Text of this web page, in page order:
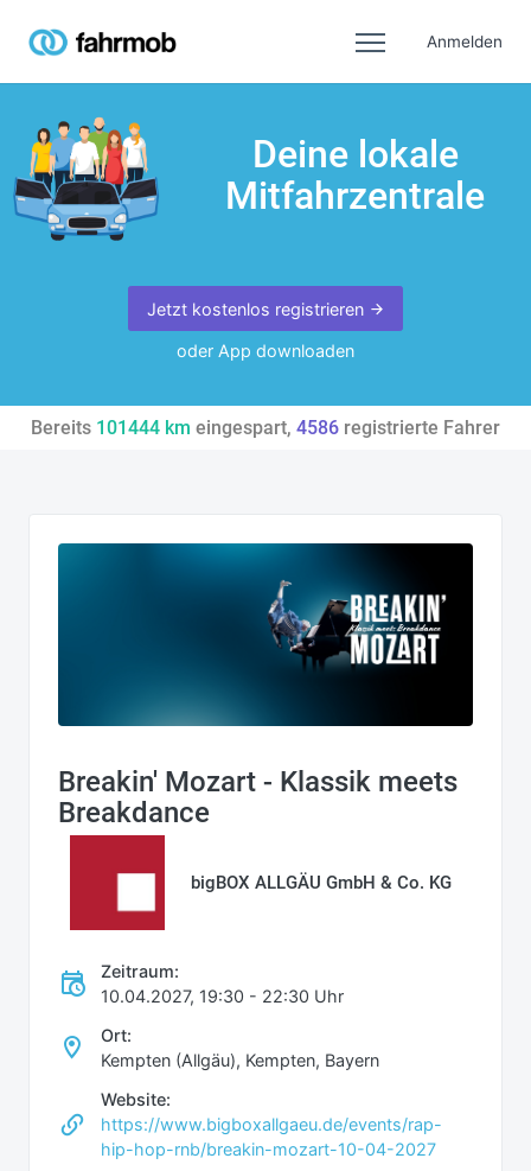
Anmelden
Deine lokale
Mitfahrzentrale
Jetzt kostenlos registrieren
oder App downloaden
Bereits 101444 km eingespart, 4586 registrierte Fahrer
Breakin' Mozart - Klassik meets
Breakdance
bigBOX ALLGÄU GmbH & Co. KG
Zeitraum:
10.04.2027, 19:30 - 22:30 Uhr
Ort:
Kempten (Allgäu), Kempten, Bayern
Website:
https://www.bigboxallgaeu.de/events/rap-
hip-hop-rnb/breakin-mozart-10-04-2027